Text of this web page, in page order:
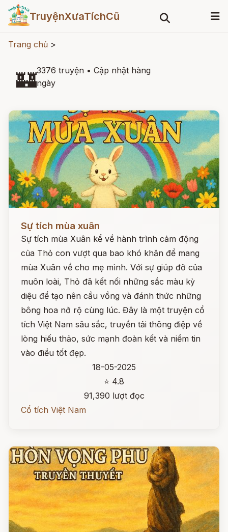
TruyệnXưaTíchCũ
Trang chủ >
🏰3376 truyện • Cập nhật hàng
ngày
Sự tích mùa xuân
Sự tích mùa Xuân kể về hành trình cảm động
của Thỏ con vượt qua bao khó khăn để mang
mùa Xuân về cho mẹ mình. Với sự giúp đỡ của
muôn loài, Thỏ đã kết nối những sắc màu kỳ
diệu để tạo nên cầu vồng và đánh thức những
bông hoa nở rộ cùng lúc. Đây là một truyện cổ
tích Việt Nam sâu sắc, truyền tải thông điệp về
lòng hiếu thảo, sức mạnh đoàn kết và niềm tin
vào điều tốt đẹp.
18-05-2025
⭐ 4.8
91,390 lượt đọc
Cổ tích Việt Nam